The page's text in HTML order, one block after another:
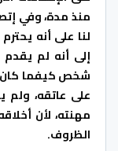
منذ مدة، وفي
لنا على أنه
إلى أنه لم
شخص كيفما كان،
على عاتقه، ولم
مهنته، لأن
الظروف.